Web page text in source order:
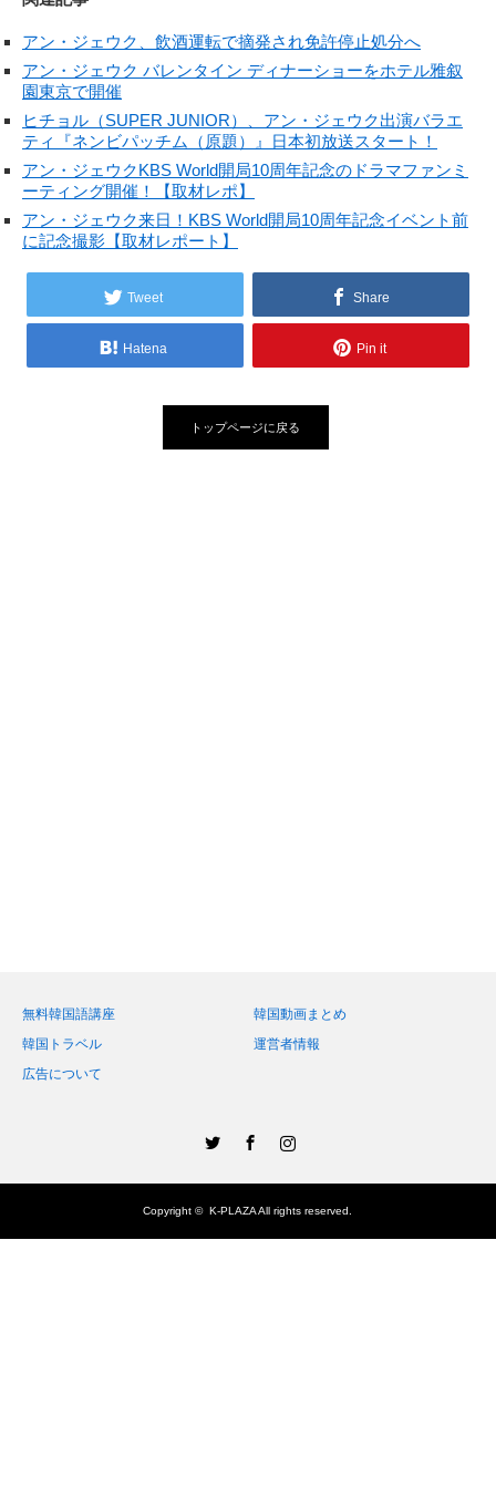
アン・ジェウク、飲酒運転で摘発され免許停止処分へ
アン・ジェウク バレンタイン ディナーショーをホテル雅叙
園東京で開催
ヒチョル（SUPER JUNIOR）、アン・ジェウク出演バラエ
ティ『ネンビパッチム（原題）』日本初放送スタート！
アン・ジェウクKBS World開局10周年記念のドラマファンミ
ーティング開催！【取材レポ】
アン・ジェウク来日！KBS World開局10周年記念イベント前
に記念撮影【取材レポート】
Tweet Share
Hatena Pin it
トップページに戻る
無料韓国語講座
韓国動画まとめ
韓国トラベル
運営者情報
広告について
Copyright ©K-PLAZAAll rights reserved.